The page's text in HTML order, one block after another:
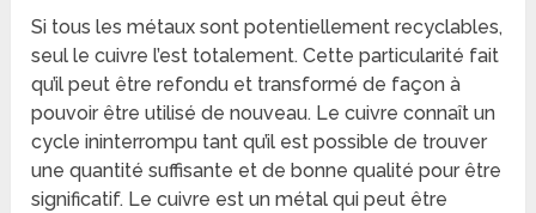
Si tous les métaux sont potentiellement recyclables,
seul le cuivre l’est totalement. Cette particularité fait
qu’il peut être refondu et transformé de façon à
pouvoir être utilisé de nouveau. Le cuivre connaît un
cycle ininterrompu tant qu’il est possible de trouver
une quantité suffisante et de bonne qualité pour être
significatif. Le cuivre est un métal qui peut être